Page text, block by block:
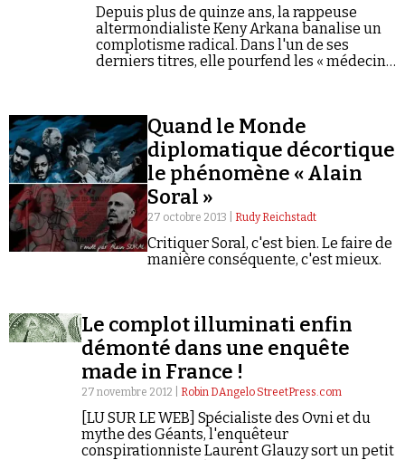
Revues de presse
Newsletter
Faire un don
Demander à Vera
Depuis plus de quinze ans, la rappeuse
altermondialiste Keny Arkana banalise un
complotisme radical. Dans l'un de ses
derniers titres, elle pourfend les « médecins
Quand le Monde
diplomatique décortique
le phénomène « Alain
Soral »
27 octobre 2013 | Rudy Reichstadt
Critiquer Soral, c'est bien. Le faire de
manière conséquente, c'est mieux.
Le complot illuminati enfin
démonté dans une enquête
made in France !
27 novembre 2012 | Robin DAngelo StreetPress.com
[LU SUR LE WEB] Spécialiste des Ovni et du
mythe des Géants, l'enquêteur
conspirationniste Laurent Glauzy sort un petit